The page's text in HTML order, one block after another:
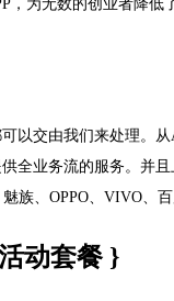
为无数的创业者降
交由我们来处理。
全业务流的服务。
、OPPO、VIVO、
动套餐 }